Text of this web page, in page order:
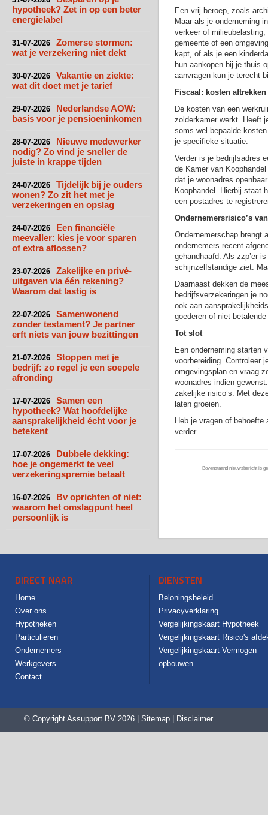
hypotheek? Zet in op een beter
energielabel
31-07-2026
Zomerse stormen:
wat je verzekering niet dekt
30-07-2026
Vakantie en ziekte:
wat dit doet met je tarief
29-07-2026
Nederlandse AOW:
basis voor je pensioeninkomen
28-07-2026
Nieuwe medewerker
nodig? Zo vind je sneller de
juiste in krappe tijden
24-07-2026
Tijdelijk bij je ouders
wonen? Zo zit het met je
verzekeringen en opslag
24-07-2026
Een financiële
meevaller: kies je voor sparen
of extra aflossen?
23-07-2026
Zakelijke en privé-
uitgaven via één rekening?
Waarom dat lastig is
22-07-2026
Samenwonend
zonder testament? Je partner
erft niets van jouw bezittingen
21-07-2026
Stoppen met je
bedrijf: zo regel je een soepele
afronding
17-07-2026
Samen een
hypotheek? Wat hoofdelijke
aansprakelijkheid écht voor je
betekent
17-07-2026
Dubbele dekking:
hoe je ongemerkt te veel
verzekeringspremie betaalt
16-07-2026
Bv oprichten of niet:
waarom het omslagpunt heel
persoonlijk is
Een vrij beroep, zoals
Maar als je onderneming
verkeer of
gemeente of een
kapt, of als je een
hun aankopen bij je thuis
aanvragen kun je terecht
Fiscaal: kosten
De kosten van een
zolderkamer werkt. Heeft
soms wel bepaalde
je specifieke situatie.
Verder is je bedrijfsadres
de Kamer van
dat je woonadres
Koophandel. Hierbij staat
een postadres te
Ondernemersrisico’s
Ondernemerschap brengt
ondernemers recent
gehandhaafd. Als zzp’er
schijnzelfstandige ziet.
Daarnaast dekken de
bedrijfsverzekeringen je
ook aan
goederen of niet-
Tot slot
Een onderneming starten
voorbereiding. Controleer
omgevingsplan en vraag
woonadres indien
zakelijke risico’s. Met
laten groeien.
Heb je vragen of
verder.
Bovenstaand nieuwsbericht is
DIRECT NAAR
Home
Over ons
Hypotheken
Particulieren
Ondernemers
Werkgevers
Contact
DIENSTEN
Beloningsbeleid
Privacyverklaring
Vergelijkingskaart Hypotheek
Vergelijkingskaart Risico's
Vergelijkingskaart Vermogen
opbouwen
© Copyright Assupport BV 2026 | Sitemap Disclaimer